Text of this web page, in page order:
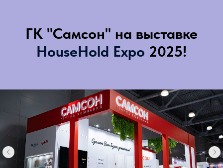
ГК "Самсон" на выставке
HouseHold Expo 2025!